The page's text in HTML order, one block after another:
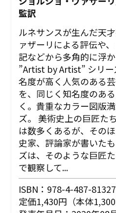
監訳
ルネサンスが生んだ天
ァザーリによる評伝や
記などから多角的に浮
”Artist by Artist” シリ
名度が高く人気のある
を、同じく知名度のあ
く。貴重なカラー図版
ズ。 美術史上の巨匠た
は数多くあるが、その
史家、評論家が書いた
ズは、そのような巨匠
で観察して...
ISBN：978-4-487-
定価1,430円（本体1,300